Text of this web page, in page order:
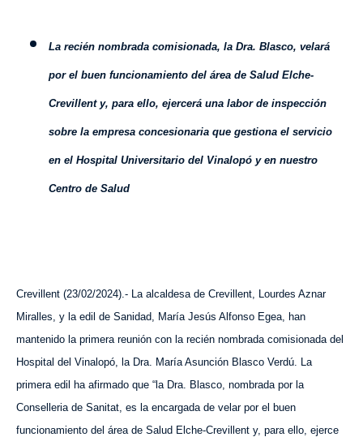
La recién nombrada comisionada, la Dra. Blasco, velará
por el buen funcionamiento del área de Salud Elche-
Crevillent y, para ello, ejercerá una labor de inspección
sobre la empresa concesionaria que gestiona el servicio
en el Hospital Universitario del Vinalopó y en nuestro
Centro de Salud
Crevillent (23/02/2024).- La alcaldesa de Crevillent, Lourdes Aznar
Miralles, y la edil de Sanidad, María Jesús Alfonso Egea, han
mantenido la primera reunión con la recién nombrada comisionada del
Hospital del Vinalopó, la Dra. María Asunción Blasco Verdú. La
primera edil ha afirmado que “la Dra. Blasco, nombrada por la
Conselleria de Sanitat, es la encargada de velar por el buen
funcionamiento del área de Salud Elche-Crevillent y, para ello, ejerce